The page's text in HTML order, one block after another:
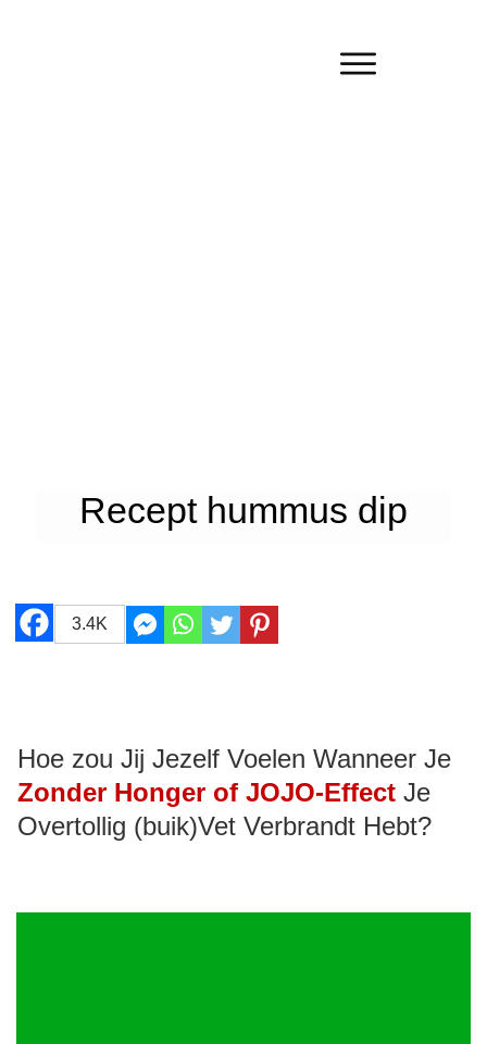
Recept hummus dip
3.4K
Hoe zou Jij Jezelf Voelen Wanneer Je
Zonder Honger of JOJO-Effect Je
Overtollig (buik)Vet Verbrandt Hebt?